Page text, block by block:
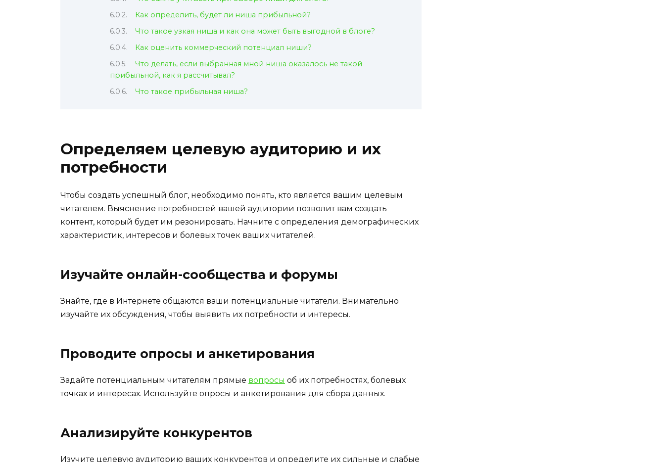
Как определить, будет ли ниша прибыльной?
Что такое узкая ниша и как она может быть выгодной в блоге?
Как оценить коммерческий потенциал ниши?
Что делать, если выбранная мной ниша оказалось не такой
прибыльной, как я рассчитывал?
Что такое прибыльная ниша?
Определяем целевую аудиторию и их
потребности
Чтобы создать успешный блог, необходимо понять, кто является вашим целевым
читателем. Выяснение потребностей вашей аудитории позволит вам создать
контент, который будет им резонировать. Начните с определения демографических
характеристик, интересов и болевых точек ваших читателей.
Изучайте онлайн-сообщества и форумы
Знайте, где в Интернете общаются ваши потенциальные читатели. Внимательно
изучайте их обсуждения, чтобы выявить их потребности и интересы.
Проводите опросы и анкетирования
Задайте потенциальным читателям прямые вопросы об их потребностях, болевых
точках и интересах. Используйте опросы и анкетирования для сбора данных.
Анализируйте конкурентов
Изучите целевую аудиторию ваших конкурентов и определите их сильные и слабые